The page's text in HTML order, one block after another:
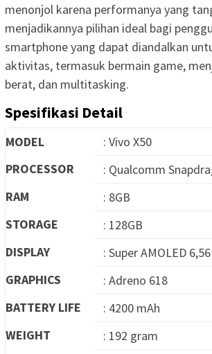
menonjol karena performanya yang
menjadikannya pilihan ideal bagi
smartphone yang dapat diandalkan
aktivitas, termasuk bermain game,
berat, dan multitasking.
Spesifikasi Detail
MODEL
: Vivo X50
PROCESSOR
: Qualcomm
RAM
: 8GB
STORAGE
: 128GB
DISPLAY
: Super AMOLED
GRAPHICS
: Adreno 618
BATTERY LIFE
: 4200 mAh
WEIGHT
: 192 gram